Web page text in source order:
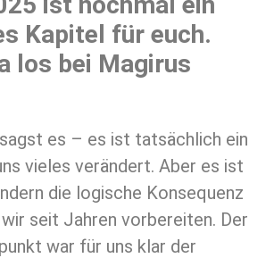
Kapitel für euch.
los bei Magirus
es – es ist tatsächlich ein
vieles verändert. Aber es ist
die logische Konsequenz
seit Jahren vorbereiten. Der
war für uns klar der